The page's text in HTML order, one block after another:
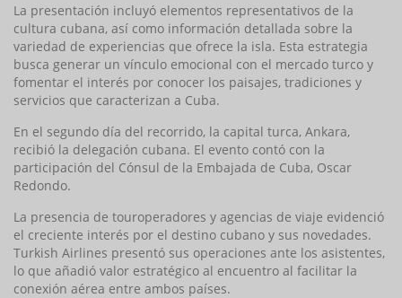
La presentación incluyó elementos representativos de la
cultura cubana, así como información detallada sobre la
variedad de experiencias que ofrece la isla. Esta estrategia
busca generar un vínculo emocional con el mercado turco y
fomentar el interés por conocer los paisajes, tradiciones y
servicios que caracterizan a Cuba.
En el segundo día del recorrido, la capital turca, Ankara,
recibió la delegación cubana. El evento contó con la
participación del Cónsul de la Embajada de Cuba, Oscar
Redondo.
La presencia de touroperadores y agencias de viaje evidenció
el creciente interés por el destino cubano y sus novedades.
Turkish Airlines presentó sus operaciones ante los asistentes,
lo que añadió valor estratégico al encuentro al facilitar la
conexión aérea entre ambos países.